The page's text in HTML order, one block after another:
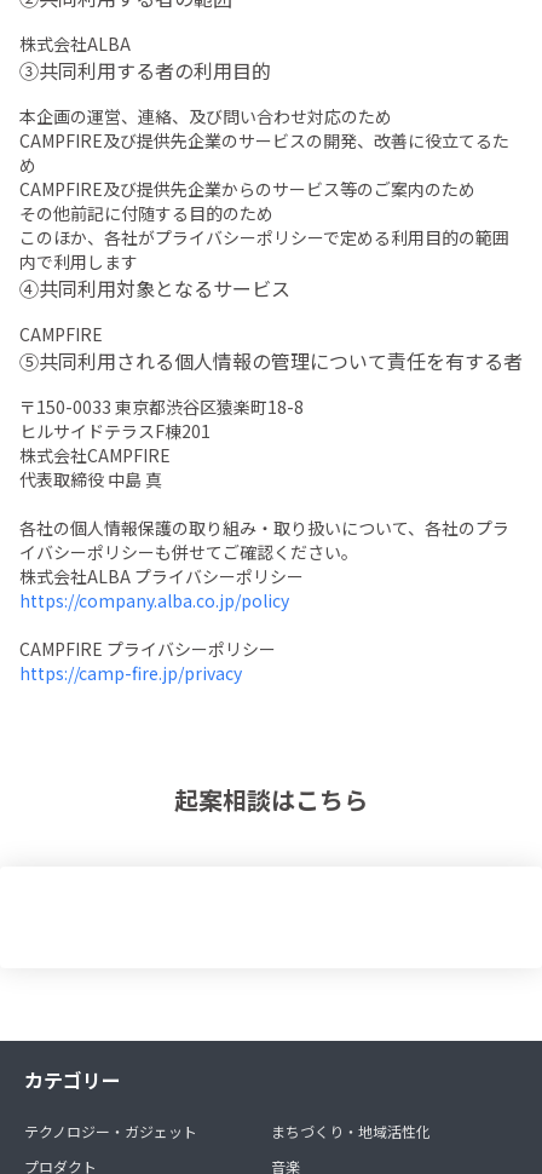
株式会社ALBA
③共同利用する者の利用目的
本企画の運営、連絡、及び問い合わせ対応のため
CAMPFIRE及び提供先企業のサービスの開発、改善に役立てるた
め
CAMPFIRE及び提供先企業からのサービス等のご案内のため
その他前記に付随する目的のため
このほか、各社がプライバシーポリシーで定める利用目的の範囲
内で利用します
④共同利用対象となるサービス
CAMPFIRE
⑤共同利用される個人情報の管理について責任を有する者
〒150-0033 東京都渋谷区猿楽町18-8
ヒルサイドテラスF棟201
株式会社CAMPFIRE
代表取締役 中島 真
各社の個人情報保護の取り組み・取り扱いについて、各社のプラ
イバシーポリシーも併せてご確認ください。
株式会社ALBA プライバシーポリシー
https://company.alba.co.jp/policy
CAMPFIRE プライバシーポリシー
https://camp-fire.jp/privacy
起案相談はこちら
カテゴリー
テクノロジー・ガジェット
プロダクト
まちづくり・地域活性化
音楽